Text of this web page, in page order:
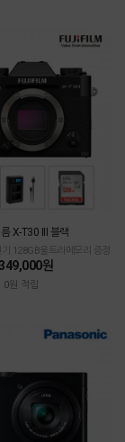
X-T30 III 블랙
128GB울트라메모리 증정
원
0원 적립